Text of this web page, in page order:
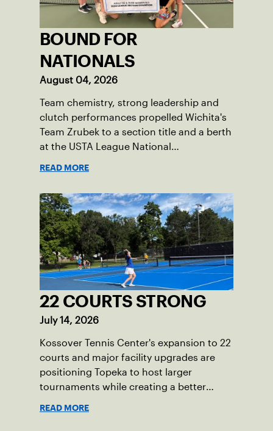
BOUND FOR
NATIONALS
August 04, 2026
Team chemistry, strong leadership and
clutch performances propelled Wichita's
Team Zrubek to a section title and a berth
at the USTA League National
READ MORE
22 COURTS STRONG
July 14, 2026
Kossover Tennis Center's expansion to 22
courts and major facility upgrades are
positioning Topeka to host larger
tournaments while creating a better
READ MORE